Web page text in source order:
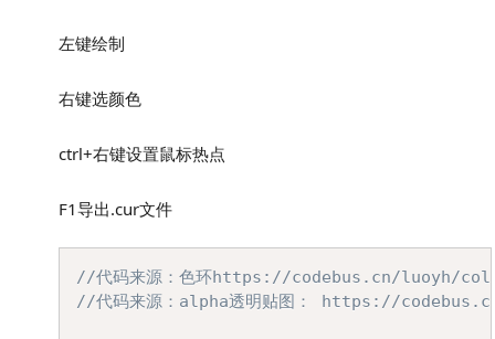
左键绘制
右键选颜色
ctrl+右键设置鼠标热点
F1导出.cur文件
//代码来源：色环https://codebus.cn/luoyh/
//代码来源：alpha透明贴图： https://
Copy